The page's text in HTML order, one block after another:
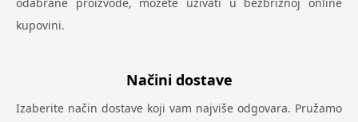
kupovini.
Načini dostave
Izaberite način dostave koji vam najviše odgovara. Pružamo